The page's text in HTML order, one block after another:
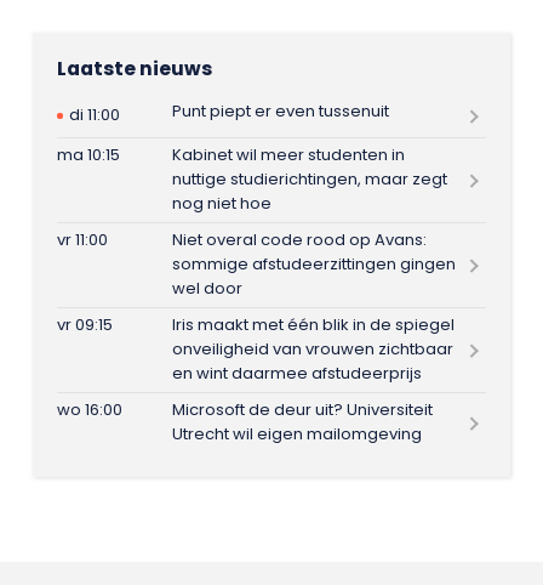
Laatste nieuws
di 11:00
Punt piept er even tussenuit
ma 10:15
Kabinet wil meer studenten in
nuttige studierichtingen, maar zegt
nog niet hoe
vr 11:00
Niet overal code rood op Avans:
sommige afstudeerzittingen gingen
wel door
vr 09:15
Iris maakt met één blik in de spiegel
onveiligheid van vrouwen zichtbaar
en wint daarmee afstudeerprijs
wo 16:00
Microsoft de deur uit? Universiteit
Utrecht wil eigen mailomgeving